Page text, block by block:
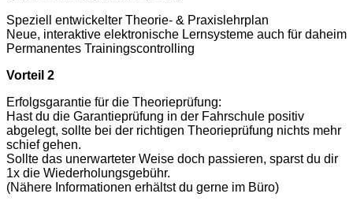
Speziell entwickelter Theorie- & Praxislehrplan
Neue, interaktive elektronische Lernsysteme auch für daheim
Permanentes Trainingscontrolling
Vorteil 2
Erfolgsgarantie für die Theorieprüfung:
Hast du die Garantieprüfung in der Fahrschule positiv
abgelegt, sollte bei der richtigen Theorieprüfung nichts mehr
schief gehen.
Sollte das unerwarteter Weise doch passieren, sparst du dir
1x die Wiederholungsgebühr.
(Nähere Informationen erhältst du gerne im Büro)